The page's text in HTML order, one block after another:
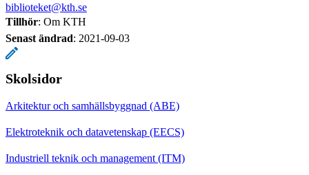
biblioteket@kth.se
Tillhör: Om KTH
Senast ändrad: 2021-09-03
Skolsidor
Arkitektur och samhällsbyggnad (ABE)
Elektroteknik och datavetenskap (EECS)
Industriell teknik och management (ITM)